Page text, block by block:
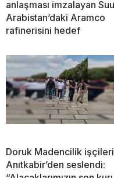
anlaşması imzalayan
Arabistan’daki Aramco
rafinerisini hedef
Doruk Madencilik işçileri
Anıtkabir’den seslendi: